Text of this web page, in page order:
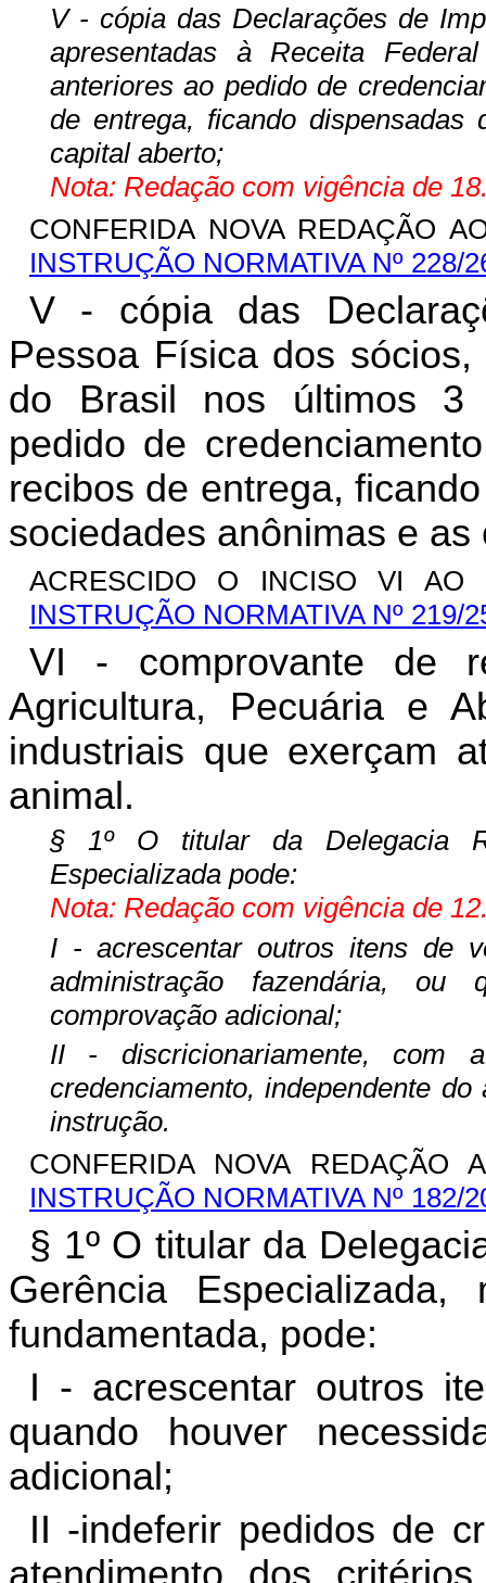
V - cópia das Declarações de
apresentadas à Receita
anteriores ao pedido de
de entrega, ficando dispensadas
capital aberto;
Nota: Redação com vigência de
CONFERIDA NOVA REDAÇÃO
INSTRUÇÃO NORMATIVA Nº 228/
V - cópia das
Pessoa Física dos
do Brasil nos últimos 3
pedido de
recibos de entrega,
sociedades anônimas e as
ACRESCIDO O INCISO VI
INSTRUÇÃO NORMATIVA Nº 219/
VI - comprovante de
Agricultura, Pecuária e
industriais que exerçam
animal.
§ 1º O titular da Delegacia
Especializada pode:
Nota: Redação com vigência de
I - acrescentar outros itens de
administração fazendária, ou
comprovação adicional;
II - discricionariamente, com
credenciamento, independente
instrução.
CONFERIDA NOVA
INSTRUÇÃO NORMATIVA Nº 182/
§ 1º O titular da
Gerência Especializada,
fundamentada, pode:
I - acrescentar outros
quando houver
adicional;
II -indeferir pedidos de
atendimento dos